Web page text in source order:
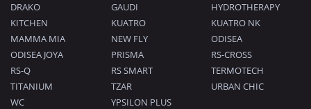
DRAKO
GAUDI
HYDROTHERAPY
KITCHEN
KUATRO
KUATRO NK
MAMMA MIA
NEW FLY
ODISEA
ODISEA JOYA
PRISMA
RS-CROSS
RS-Q
RS SMART
TERMOTECH
TITANIUM
TZAR
URBAN CHIC
WC
YPSILON PLUS